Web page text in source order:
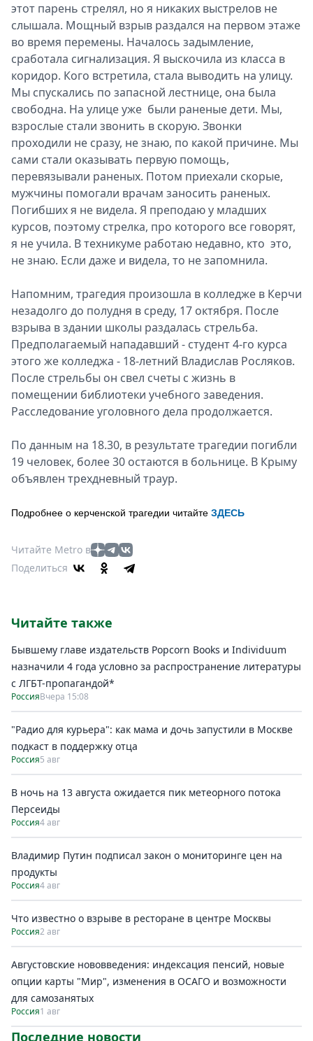
этот парень стрелял, но я никаких выстрелов не
слышала. Мощный взрыв раздался на первом этаже
во время перемены. Началось задымление,
сработала сигнализация. Я выскочила из класса в
коридор. Кого встретила, стала выводить на улицу.
Мы спускались по запасной лестнице, она была
свободна. На улице уже были раненые дети. Мы,
взрослые стали звонить в скорую. Звонки
проходили не сразу, не знаю, по какой причине. Мы
сами стали оказывать первую помощь,
перевязывали раненых. Потом приехали скорые,
мужчины помогали врачам заносить раненых.
Погибших я не видела. Я преподаю у младших
курсов, поэтому стрелка, про которого все говорят,
я не учила. В техникуме работаю недавно, кто это,
не знаю. Если даже и видела, то не запомнила.
Напомним, трагедия произошла в колледже в Керчи
незадолго до полудня в среду, 17 октября. После
взрыва в здании школы раздалась стрельба.
Предполагаемый нападавший - студент 4-го курса
этого же колледжа - 18-летний Владислав Росляков.
После стрельбы он свел счеты с жизнь в
помещении библиотеки учебного заведения.
Расследование уголовного дела продолжается.
По данным на 18.30, в результате трагедии погибли
19 человек, более 30 остаются в больнице. В Крыму
объявлен трехдневный траур.
Подробнее о керченской трагедии читайте ЗДЕСЬ
Читайте Metro в
Поделиться
Читайте также
Бывшему главе издательств Popcorn Books и Individuum
назначили 4 года условно за распространение литературы
с ЛГБТ-пропагандой*
РоссияВчера 15:08
"Радио для курьера": как мама и дочь запустили в Москве
подкаст в поддержку отца
Россия5 авг
В ночь на 13 августа ожидается пик метеорного потока
Персеиды
Россия4 авг
Владимир Путин подписал закон о мониторинге цен на
продукты
Россия4 авг
Что известно о взрыве в ресторане в центре Москвы
Россия2 авг
Августовские нововведения: индексация пенсий, новые
опции карты "Мир", изменения в ОСАГО и возможности
для самозанятых
Россия1 авг
Последние новости